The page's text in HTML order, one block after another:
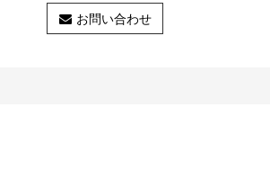
お問い合わせ